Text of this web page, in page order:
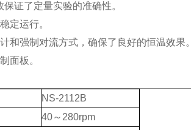
证了定量实验的准确性。
定运行。
和强制对流方式，确保了良好的恒温效果。
面板。
NS-2112B
40～280rpm